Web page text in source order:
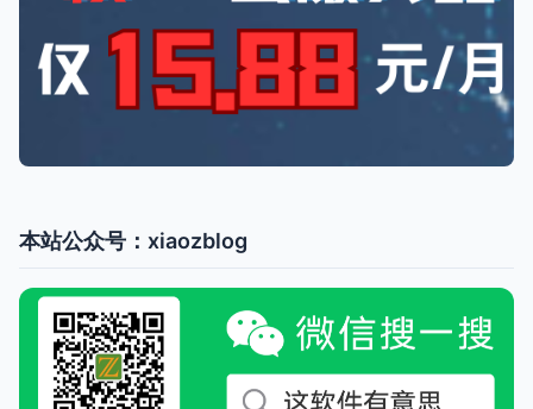
本站公众号：xiaozblog